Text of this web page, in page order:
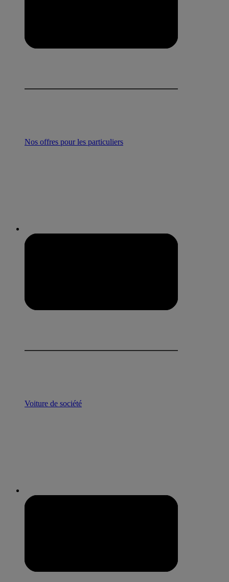
Nos offres pour les particuliers
Voiture de société